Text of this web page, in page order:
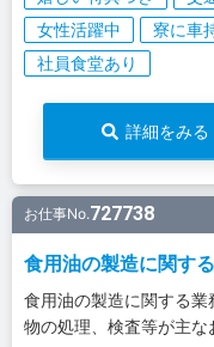
女性活躍中
寮に車
社員食堂あり
詳細をみる
お仕事No.727738
食用油の製造に関す
食用油の製造に関する
物の処理、検査等が主な